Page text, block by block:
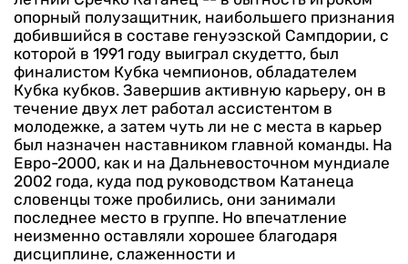
опорный полузащитник, наибольшего признания
добившийся в составе генуэзской Сампдории, с
которой в 1991 году выиграл скудетто, был
финалистом Кубка чемпионов, обладателем
Кубка кубков. Завершив активную карьеру, он в
течение двух лет работал ассистентом в
молодежке, а затем чуть ли не с места в карьер
был назначен наставником главной команды. На
Евро-2000, как и на Дальневосточном мундиале
2002 года, куда под руководством Катанеца
словенцы тоже пробились, они занимали
последнее место в группе. Но впечатление
неизменно оставляли хорошее благодаря
дисциплине, слаженности и